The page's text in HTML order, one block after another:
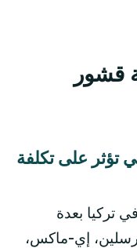
قشور
تؤثر على تكلفة
تركيا بعدة
إي-ماكس،